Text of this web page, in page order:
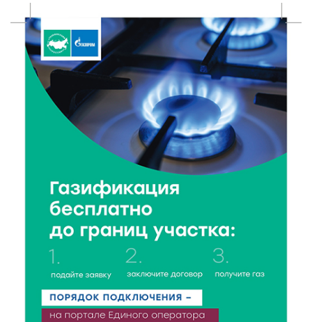
5 Авг 2026 18:42 269
Виталий Королев: 58 пространств благоустроят в
Верхневолжье
5 Авг 2026 18:07 511
От Святого Августина до кислотных рейвов:
необычная лекция об истории танцевальной
музыки
Завершается обустройство трассы
Витязи — Духовщина — Белый — Нелидово в
Тверской области
5 Авг 2026 16:32 361